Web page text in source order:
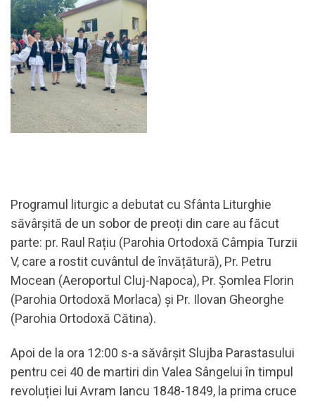
Programul liturgic a debutat cu Sfânta Liturghie
săvârșită de un sobor de preoți din care au făcut
parte: pr. Raul Rațiu (Parohia Ortodoxă Câmpia Turzii
V, care a rostit cuvântul de învățătură), Pr. Petru
Mocean (Aeroportul Cluj-Napoca), Pr. Șomlea Florin
(Parohia Ortodoxă Morlaca) și Pr. Ilovan Gheorghe
(Parohia Ortodoxă Cătina).
Apoi de la ora 12:00 s-a săvârșit Slujba Parastasului
pentru cei 40 de martiri din Valea Sângelui în timpul
revoluției lui Avram Iancu 1848-1849, la prima cruce